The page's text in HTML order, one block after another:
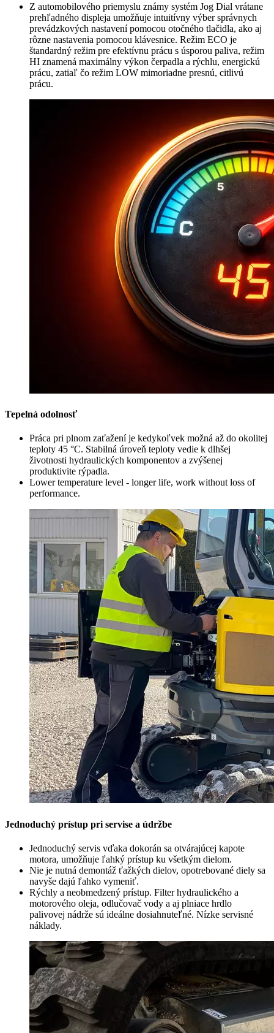
Z automobilového priemyslu známy systém Jog Dial vrátane
prehľadného displeja umožňuje intuitívny výber správnych
prevádzkových nastavení pomocou otočného tlačidla, ako aj
rôzne nastavenia pomocou klávesnice. Režim ECO je
štandardný režim pre efektívnu prácu s úsporou paliva, režim
HI znamená maximálny výkon čerpadla a rýchlu, energickú
prácu, zatiaľ čo režim LOW mimoriadne presnú, citlivú
prácu.
Tepelná odolnosť
Práca pri plnom zaťažení je kedykoľvek možná až do okolitej
teploty 45 °C. Stabilná úroveň teploty vedie k dlhšej
životnosti hydraulických komponentov a zvýšenej
produktivite rýpadla.
Lower temperature level - longer life, work without loss of
performance.
Jednoduchý prístup pri servise a údržbe
Jednoduchý servis vďaka dokorán sa otvárajúcej kapote
motora, umožňuje ľahký prístup ku všetkým dielom.
Nie je nutná demontáž ťažkých dielov, opotrebované diely sa
navyše dajú ľahko vymeniť.
Rýchly a neobmedzený prístup. Filter hydraulického a
motorového oleja, odlučovač vody a aj plniace hrdlo
palivovej nádrže sú ideálne dosiahnuteľné. Nízke servisné
náklady.